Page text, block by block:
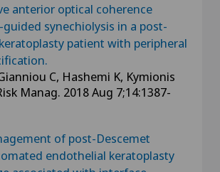
anterior optical coherence
synechiolysis in a post-
patient with peripheral
C, Hashemi K, Kymionis
Manag. 2018 Aug 7;14:1387-
of post-Descemet
endothelial keratoplasty